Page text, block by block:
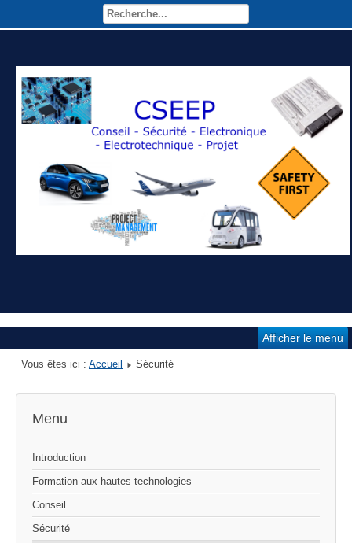
Afficher le menu
Vous êtes ici : Accueil Sécurité
Menu
Introduction
Formation aux hautes technologies
Conseil
Sécurité